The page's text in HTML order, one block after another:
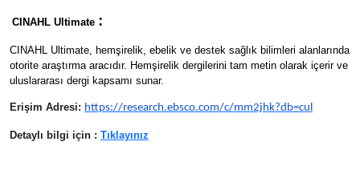
CINAHL Ultimate :
CINAHL Ultimate, hemşirelik, ebelik ve destek sağlık bilimleri alanlarında
otorite araştırma aracıdır. Hemşirelik dergilerini tam metin olarak içerir ve
uluslararası dergi kapsamı sunar.
Erişim Adresi: https://research.ebsco.com/c/mm2jhk?db=cul
Detaylı bilgi için : Tıklayınız